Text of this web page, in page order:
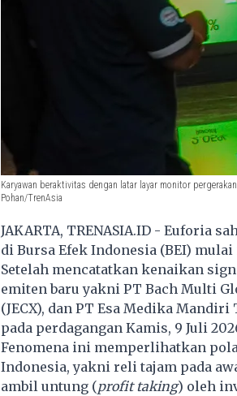
Karyawan beraktivitas dengan latar layar monitor
Pohan/TrenAsia
JAKARTA, TRENASIA.ID - Euforia
di Bursa Efek Indonesia (BEI)
Setelah mencatatkan kenaikan
emiten baru yakni PT Bach Multi
(JECX), dan PT Esa Medika
pada perdagangan Kamis, 9 Juli
Fenomena ini memperlihatkan
Indonesia, yakni reli tajam pada
ambil untung (profit taking) oleh